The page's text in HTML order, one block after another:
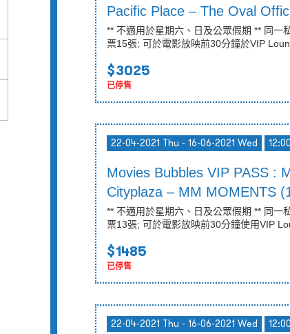
Pacific Place – The Oval
** 不適用於星期六、日及公眾假期 ** 同一
票15張; 可於電影放映前30分鐘於VIP
$3025
已停售
22-04-2021 Thu - 16-06-2021 Wed
Movies Bubbles VIP PASS :
Cityplaza – MM MOMENTS
** 不適用於星期六、日及公眾假期 ** 同一
票13張; 可於電影放映前30分鐘使用VIP
$1485
已停售
22-04-2021 Thu - 16-06-2021 Wed